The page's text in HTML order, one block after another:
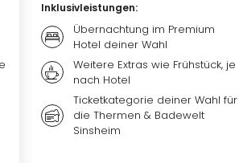
Inklusivleistungen:
Übernachtung im Premium
Hotel deiner Wahl
Weitere Extras wie Frühstück, je
nach Hotel
Ticketkategorie deiner Wahl für
die Thermen & Badewelt
Sinsheim